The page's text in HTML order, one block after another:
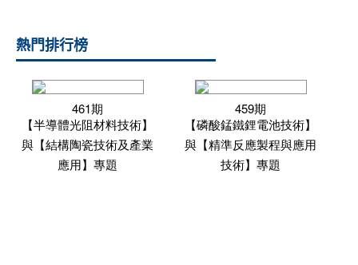
熱門排行榜
461期
【半導體光阻材料技術】
與【結構陶瓷技術及產業
應用】專題
459期
【磷酸錳鐵鋰電池技術】
與【精準反應製程與應用
技術】專題